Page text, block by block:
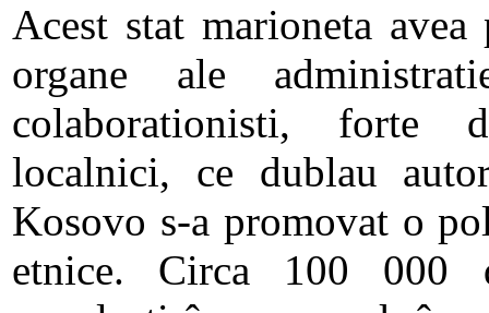
Acest stat marioneta
organe ale
colaborationisti, forte
localnici, ce dublau
Kosovo s-a promovat o
etnice. Circa 100 000